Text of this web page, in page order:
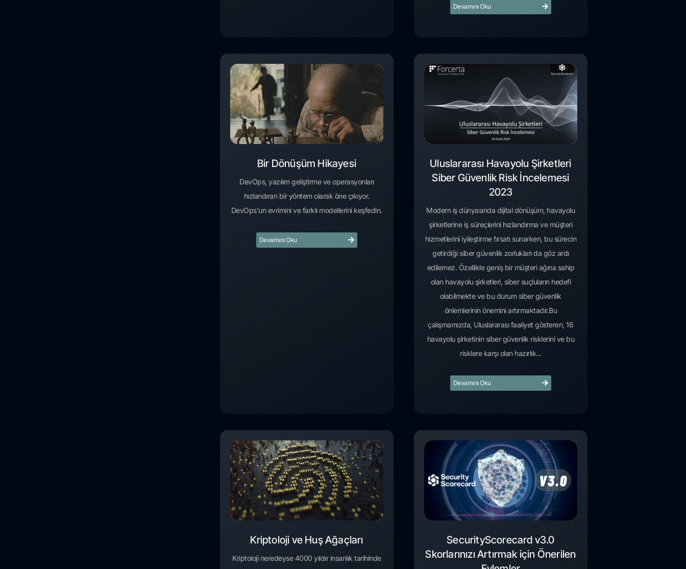
Devamını Oku
Bir Dönüşüm Hikayesi
DevOps, yazılım geliştirme ve operasyonları
hızlandıran bir yöntem olarak öne çıkıyor.
DevOps'un evrimini ve farklı modellerini keşfedin.
Devamını Oku
Uluslararası Havayolu Şirketleri
Siber Güvenlik Risk İncelemesi
2023
Modern iş dünyasında dijital dönüşüm, havayolu
şirketlerine iş süreçlerini hızlandırma ve müşteri
hizmetlerini iyileştirme fırsatı sunarken, bu sürecin
getirdiği siber güvenlik zorlukları da göz ardı
edilemez. Özellikle geniş bir müşteri ağına sahip
olan havayolu şirketleri, siber suçluların hedefi
olabilmekte ve bu durum siber güvenlik
önlemlerinin önemini artırmaktadır.Bu
çalışmamızda, Uluslararası faaliyet gösteren, 16
havayolu şirketinin siber güvenlik risklerini ve bu
risklere karşı olan hazırlık...
Devamını Oku
Kriptoloji ve Huş Ağaçları
Kriptoloji neredeyse 4000 yıldır insanlık tarihinde
SecurityScorecard v3.0
Skorlarınızı Artırmak için Önerilen